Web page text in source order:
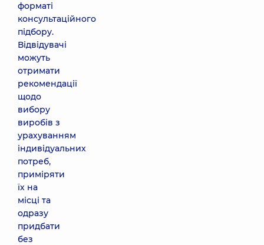
форматі
консультаційного
підбору.
Відвідувачі
можуть
отримати
рекомендації
щодо
вибору
виробів з
урахуванням
індивідуальних
потреб,
приміряти
їх на
місці та
одразу
придбати
без